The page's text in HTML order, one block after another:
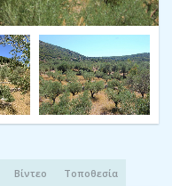
Βίντεο Τοποθεσία